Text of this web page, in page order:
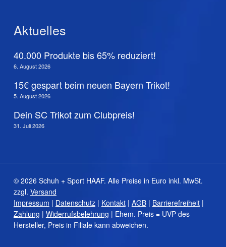
Aktuelles
40.000 Produkte bis 65% reduziert!
6. August 2026
15€ gespart beim neuen Bayern Trikot!
5. August 2026
Dein SC Trikot zum Clubpreis!
31. Juli 2026
© 2026 Schuh + Sport HAAF. Alle Preise in Euro inkl. MwSt.
zzgl. Versand
Impressum | Datenschutz| Kontakt| AGB| Barrierefreiheit|
Zahlung | Widerrufsbelehrung | Ehem. Preis = UVP des
Hersteller, Preis in Filiale kann abweichen.